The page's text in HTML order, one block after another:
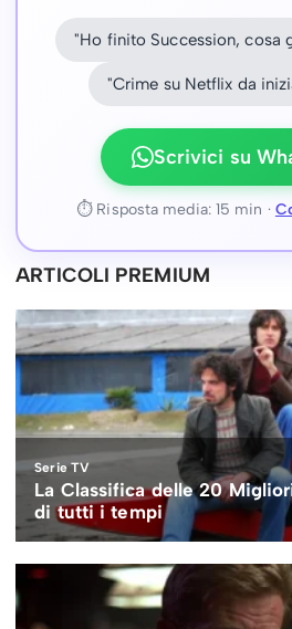
"Ho finito Succession, cosa
"Crime su Netflix da
Scrivici su
⏱ Risposta media: 15 min ·
ARTICOLI PREMIUM